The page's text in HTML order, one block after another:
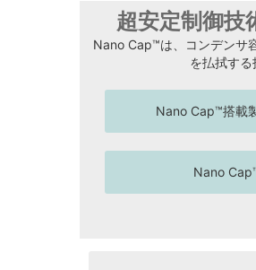
超安定制御
Nano Cap™は、コンデンサ
を払拭する
Nano Cap™搭載
Nano